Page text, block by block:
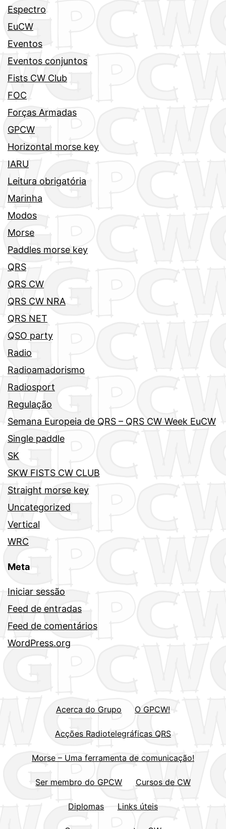
Espectro
EuCW
Eventos
Eventos conjuntos
Fists CW Club
FOC
Forças Armadas
GPCW
Horizontal morse key
IARU
Leitura obrigatória
Marinha
Modos
Morse
Paddles morse key
QRS
QRS CW
QRS CW NRA
QRS NET
QSO party
Radio
Radioamadorismo
Radiosport
Regulação
Semana Europeia de QRS – QRS CW Week EuCW
Single paddle
SK
SKW FISTS CW CLUB
Straight morse key
Uncategorized
Vertical
WRC
Meta
Iniciar sessão
Feed de entradas
Feed de comentários
WordPress.org
Acerca do Grupo O GPCW!
Acções Radiotelegráficas QRS
Morse – Uma ferramenta de comunicação!
Ser membro do GPCW Cursos de CW
Diplomas Links úteis